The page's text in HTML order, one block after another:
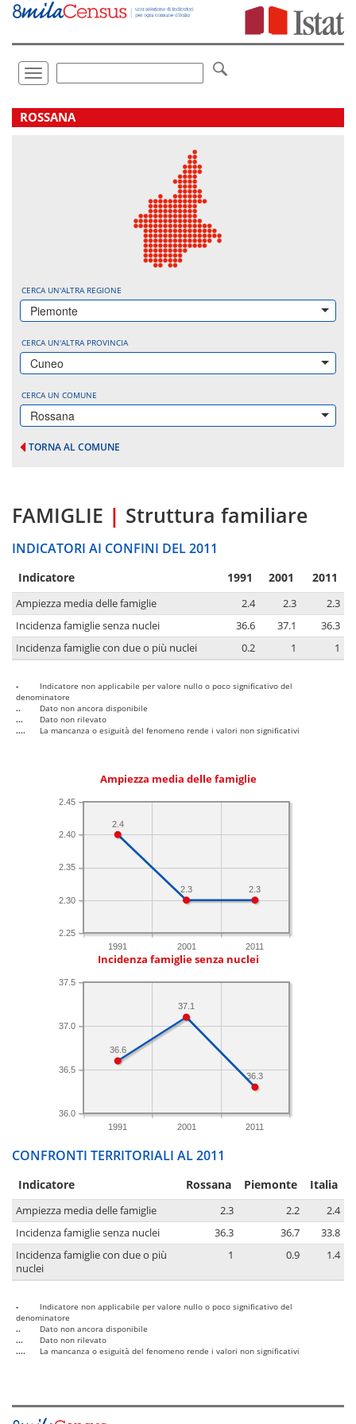
Vai
direttamente
Toggle
navigation
.
ROSSANA
CERCA UN'ALTRA REGIONE
Piemonte
CERCA UN'ALTRA PROVINCIA
Cuneo
CERCA UN COMUNE
Rossana
TORNA AL COMUNE
FAMIGLIE | Struttura familiare
INDICATORI AI CONFINI DEL 2011
Indicatore 1991 2001 2011
Ampiezza media delle famiglie 2.4 2.3
2.3
Incidenza famiglie senza nuclei
36.6 37.1
36.3
Incidenza famiglie con due o più nuclei
0.2 1 1
-
Indicatore non applicabile per valore nullo o poco significativo del
denominatore
..
Dato non ancora disponibile
...
Dato non rilevato
....
La mancanza o esiguità del fenomeno rende i valori non significativi
Ampiezza media delle famiglie
1991 2001 2011
2.25
2.30
2.35
2.40
2.45
2.3
2.3
2.4
Incidenza famiglie senza nuclei
1991 2001 2011
36.0
36.5
37.0
37.5
36.3
37.1
36.6
CONFRONTI TERRITORIALI AL 2011
Indicatore Rossana Piemonte Italia
Ampiezza media delle famiglie 2.3 2.2
2.4
Incidenza famiglie senza nuclei
36.3 36.7
33.8
Incidenza famiglie con due o più
nuclei
1 0.9 1.4
-
Indicatore non applicabile per valore nullo o poco significativo del
denominatore
..
Dato non ancora disponibile
...
Dato non rilevato
....
La mancanza o esiguità del fenomeno rende i valori non significativi